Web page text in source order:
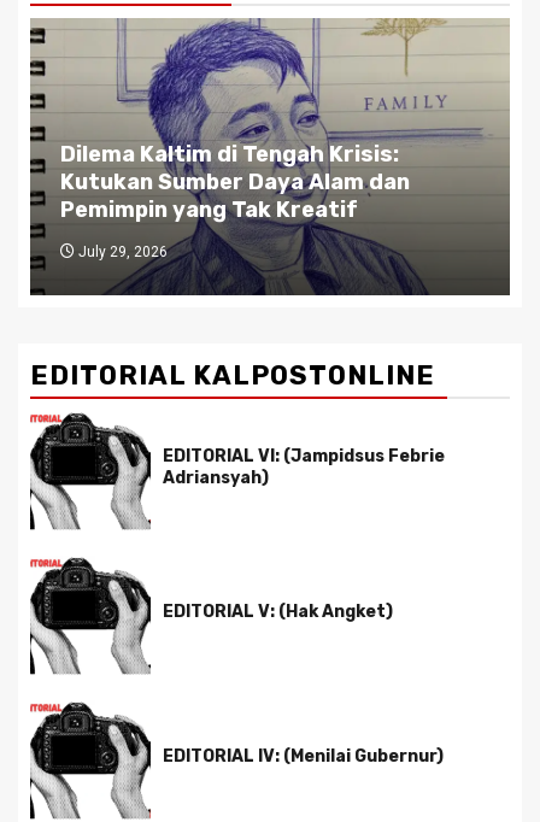
Dilema Kaltim di Tengah Krisis:
Kutukan Sumber Daya Alam dan
Pemimpin yang Tak Kreatif
July 29, 2026
EDITORIAL KALPOSTONLINE
EDITORIAL VI: (Jampidsus Febrie
Adriansyah)
EDITORIAL V: (Hak Angket)
EDITORIAL IV: (Menilai Gubernur)